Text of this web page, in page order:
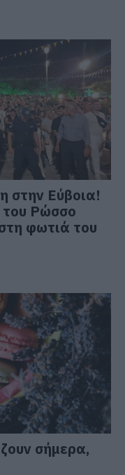
στην Εύβοια!
του Ρώσσο
φωτιά του
σήμερα,